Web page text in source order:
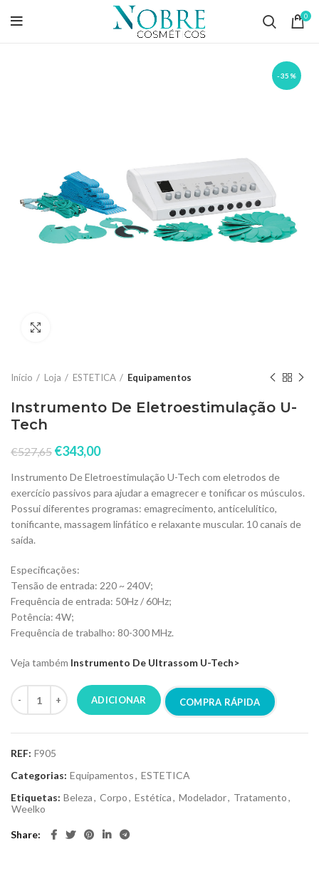
0
-35%
Início Loja ESTETICA Equipamentos
Instrumento De Eletroestimulação U-
Tech
€527,65 €343,00
Instrumento De Eletroestimulação U-Tech com eletrodos de
exercício passivos para ajudar a emagrecer e tonificar os músculos.
Possui diferentes programas: emagrecimento, anticelulítico,
tonificante, massagem linfático e relaxante muscular. 10 canais de
saída.
Especificações:
Tensão de entrada: 220 ~ 240V;
Frequência de entrada: 50Hz / 60Hz;
Potência: 4W;
Frequência de trabalho: 80-300 MHz.
Veja também Instrumento De Ultrassom U-Tech>
ADICIONAR COMPRA RÁPIDA
REF: F905
Categorias: Equipamentos, ESTETICA
Etiquetas: Beleza, Corpo, Estética, Modelador, Tratamento,
Weelko
Share